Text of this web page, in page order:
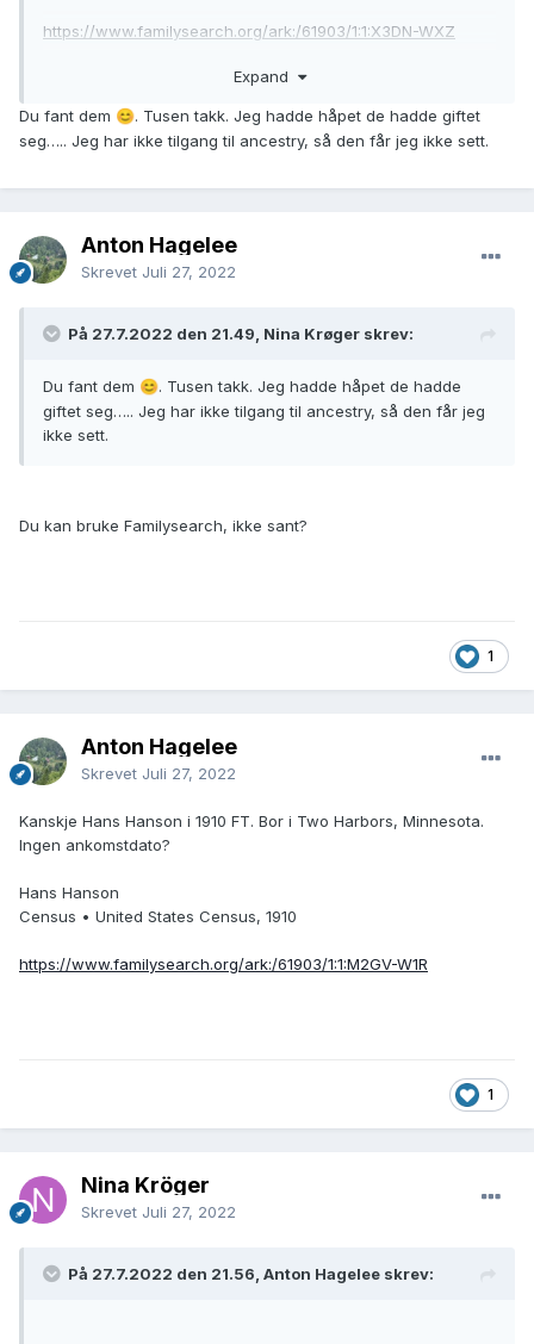
https://www.familysearch.org/ark:/61903/1:1:X3DN-WXZ
Expand
Du fant dem 😊. Tusen takk. Jeg hadde håpet de hadde giftet
seg….. Jeg har ikke tilgang til ancestry, så den får jeg ikke sett.
Anton Hagelee
Skrevet Juli 27, 2022
På 27.7.2022 den 21.49, Nina Krøger skrev:
Du fant dem 😊. Tusen takk. Jeg hadde håpet de hadde
giftet seg….. Jeg har ikke tilgang til ancestry, så den får jeg
ikke sett.
Du kan bruke Familysearch, ikke sant?
1
Anton Hagelee
Skrevet Juli 27, 2022
Kanskje Hans Hanson i 1910 FT. Bor i Two Harbors, Minnesota.
Ingen ankomstdato?
Hans Hanson
Census • United States Census, 1910
https://www.familysearch.org/ark:/61903/1:1:M2GV-W1R
1
Nina Kröger
Skrevet Juli 27, 2022
På 27.7.2022 den 21.56, Anton Hagelee skrev: